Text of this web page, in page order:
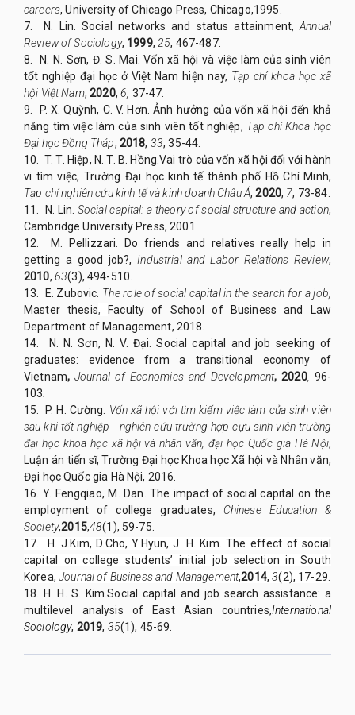
careers, University of Chicago Press, Chicago,1995.
7. N. Lin. Social networks and status attainment,Annual
Review of Sociology, 1999, 25, 467-487.
8. N. N. Sơn, Đ. S. Mai. Vốn xã hội và việc làm của sinh viên
tốt nghiệp đại học ở Việt Nam hiện nay, Tạp chí khoa học xã
hội Việt Nam,2020,6 37-47.
9. P. X. Quỳnh, C. V. Hơn. Ảnh hưởng của vốn xã hội đến khả
năng tìm việc làm của sinh viên tốt nghiệp, Tạp chí Khoa học
Đại học Đồng Tháp, 2018, 33, 35-44.
10. T. T. Hiệp, N. T. B. Hồng.Vai trò của vốn xã hội đối với hành
vi tìm việc, Trường Đại học kinh tế thành phố Hồ Chí Minh,
Tạp chí nghiên cứu kinh tế và kinh doanh Châu Á,2020, 7, 73-84.
11. N. Lin. Social capital: a theory of social structure and action,
Cambridge University Press, 2001.
12. M. Pellizzari. Do friends and relatives really help in
getting a good job?, Industrial and Labor Relations Review,
2010, 63(3), 494-510.
13. E. Zubovic. The role of social capital in the search for a job
Master thesis,
Faculty of School of Business and Law
Department of Management, 2018.
14. N. N. Sơn, N. V. Đại. Social capital and job seeking of
graduates: evidence from a transitional economy of
Vietnam, Journal of Economics and Development, 2020, 96-
103
15. P. H. Cường. Vốn xã hội với tìm kiếm việc làm của sinh viên
sau khi tốt nghiệp - nghiên cứu trường hợp cựu sinh viên trường
đại học khoa học xã hội và nhân văn, đại học Quốc gia Hà Nội,
Luận án tiến sĩ, Trường Đại học Khoa học Xã hội và Nhân văn,
Đại học Quốc gia Hà Nội, 2016.
16. Y. Fengqiao, M. Dan. The impact of social capital on the
employment of college graduates, Chinese Education &
Society,2015,48(1), 59-75.
1 7 H. J. Kim, D. Cho, Y. Hyun,J. H
Kim. The effect of social
capital on college students’ initial job selection in South
Korea, Journal of Business and Management,2014,3(2), 17-29.
18. H. H. S. Kim.Social capital and job search assistance: a
multilevel analysis of East Asian countries,International
Sociology, 2019, 35(1), 45-69.